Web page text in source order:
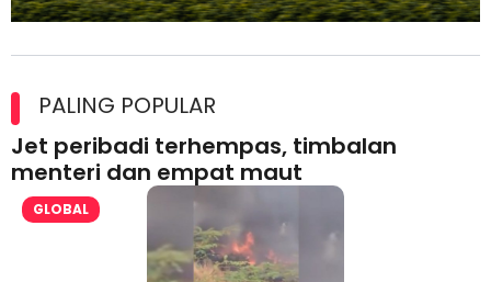
lesen separuh pertama 2026
PALING POPULAR
Jet peribadi terhempas, timbalan
menteri dan empat maut
GLOBAL